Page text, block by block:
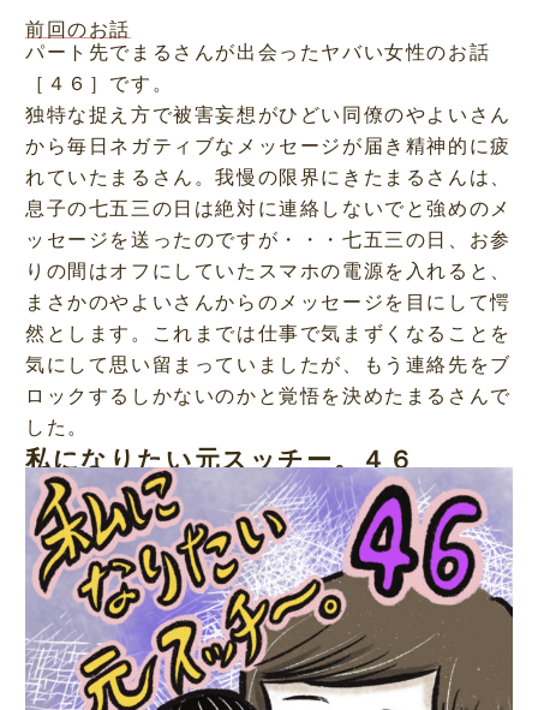
前回のお話
パート先でまるさんが出会ったヤバい女性のお話
［４６］です。
独特な捉え方で被害妄想がひどい同僚のやよいさん
から毎日ネガティブなメッセージが届き精神的に疲
れていたまるさん。我慢の限界にきたまるさんは、
息子の七五三の日は絶対に連絡しないでと強めのメ
ッセージを送ったのですが・・・七五三の日、お参
りの間はオフにしていたスマホの電源を入れると、
まさかのやよいさんからのメッセージを目にして愕
然とします。これまでは仕事で気まずくなることを
気にして思い留まっていましたが、もう連絡先をブ
ロックするしかないのかと覚悟を決めたまるさんで
した。
私になりたい元スッチー。４６